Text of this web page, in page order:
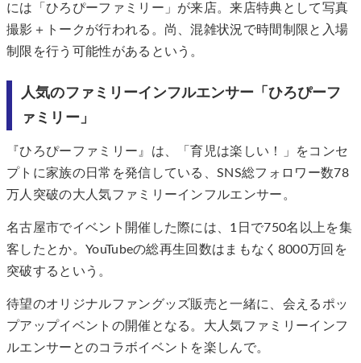
には「ひろぴーファミリー」が来店。来店特典として写真
撮影＋トークが行われる。尚、混雑状況で時間制限と入場
制限を行う可能性があるという。
人気のファミリーインフルエンサー「ひろぴーフ
ァミリー」
『ひろぴーファミリー』は、「育児は楽しい！」をコンセ
プトに家族の日常を発信している、SNS総フォロワー数78
万人突破の大人気ファミリーインフルエンサー。
名古屋市でイベント開催した際には、1日で750名以上を集
客したとか。YouTubeの総再生回数はまもなく8000万回を
突破するという。
待望のオリジナルファングッズ販売と一緒に、会えるポッ
プアップイベントの開催となる。大人気ファミリーインフ
ルエンサーとのコラボイベントを楽しんで。